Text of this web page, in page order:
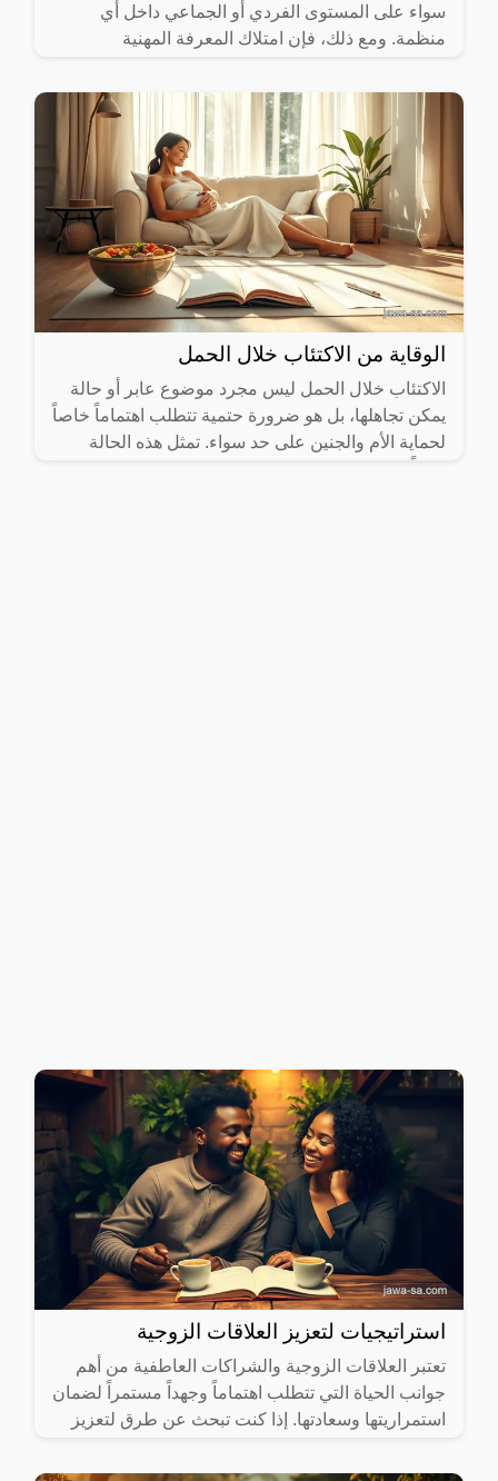
سواء على المستوى الفردي أو الجماعي داخل أي
منظمة. ومع ذلك، فإن امتلاك المعرفة المهنية
الوقاية من الاكتئاب خلال الحمل
الاكتئاب خلال الحمل ليس مجرد موضوع عابر أو حالة
يمكن تجاهلها، بل هو ضرورة حتمية تتطلب اهتماماً خاصاً
لحماية الأم والجنين على حد سواء. تمثل هذه الحالة
استراتيجيات لتعزيز العلاقات الزوجية
تعتبر العلاقات الزوجية والشراكات العاطفية من أهم
جوانب الحياة التي تتطلب اهتماماً وجهداً مستمراً لضمان
استمراريتها وسعادتها. إذا كنت تبحث عن طرق لتعزيز